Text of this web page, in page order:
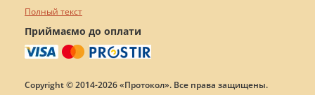
Полный текст
Приймаємо до оплати
Copyright © 2014-2026 «Протокол». Все права защищены.